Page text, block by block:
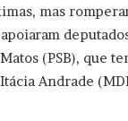
mas
(PSB), que
Andrade